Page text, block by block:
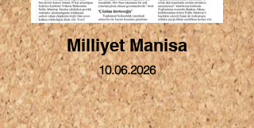
Milliyet Manisa
10.06.2026